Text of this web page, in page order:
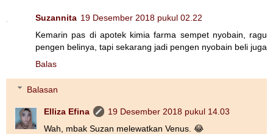
Suzannita 19 Desember 2018 pukul 02.22
Kemarin pas di apotek kimia farma sempet nyobain, ragu
pengen belinya, tapi sekarang jadi pengen nyobain beli juga
Balas
Balasan
Elliza Efina
19 Desember 2018 pukul 14.03
Wah, mbak Suzan melewatkan Venus. 😂